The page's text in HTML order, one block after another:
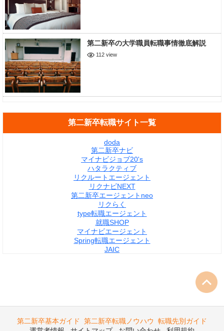
第二新卒の大学職員転職事情徹底解説
112 view
第二新卒転職サイト一覧
doda
第二新卒ナビ
マイナビジョブ20's
ハタラクティブ
リクルートエージェント
リクナビNEXT
第二新卒エージェントneo
リクらく
type転職エージェント
就職SHOP
マイナビエージェント
Spring転職エージェント
JAIC
第二新卒基本ガイド 第二新卒転職ノウハウ
転職先別ガイド